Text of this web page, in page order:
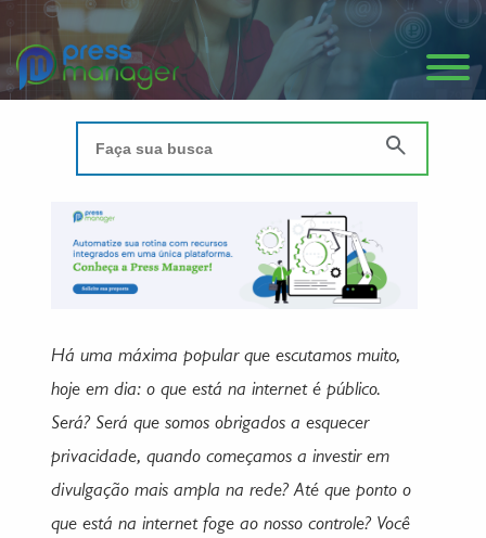
Há uma máxima popular que escutamos muito,
hoje em dia: o que está na internet é público.
Será? Será que somos obrigados a esquecer
privacidade, quando começamos a investir em
divulgação mais ampla na rede? Até que ponto o
que está na internet foge ao nosso controle? Você